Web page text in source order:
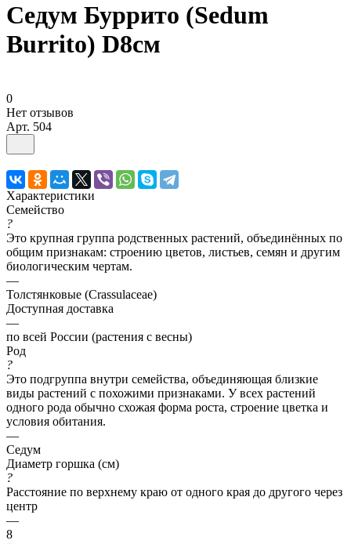
Седум Буррито (Sedum
Burrito) D8см
0
Нет отзывов
Арт. 504
Характеристики
Семейство
?
Это крупная группа родственных растений, объединённых по
общим признакам: строению цветов, листьев, семян и другим
биологическим чертам.
—
Толстянковые (Crassulaceae)
Доступная доставка
—
по всей России (растения с весны)
Род
?
Это подгруппа внутри семейства, объединяющая близкие
виды растений с похожими признаками. У всех растений
одного рода обычно схожая форма роста, строение цветка и
условия обитания.
—
Седум
Диаметр горшка (см)
?
Расстояние по верхнему краю от одного края до другого через
центр
—
8